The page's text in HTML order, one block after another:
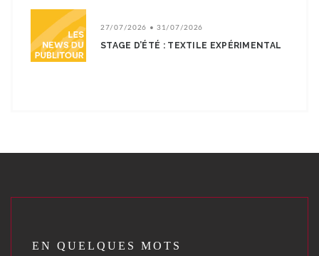
27/07/2026 • 31/07/2026
STAGE D’ÉTÉ : TEXTILE EXPÉRIMENTAL
EN QUELQUES MOTS